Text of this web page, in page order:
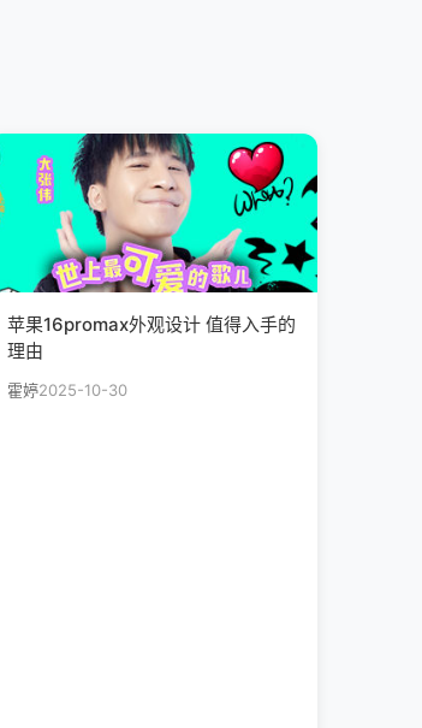
苹果16promax外观设计 值得入手的
理由
霍婷2025-10-30